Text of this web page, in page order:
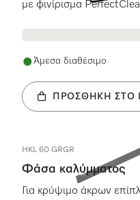
με φινίρισμα
Άμεσα διαθέσιμο
ΠΡΟΣΘΉΚΗ ΣΤΟ
HKL 60 GRGR
Φάσα καλύμματος
Για κρύψιμο άκρων